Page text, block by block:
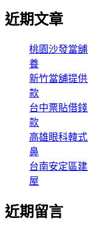
近期文章
桃園沙發當
養
新竹當舖提
款
台中票貼借
款
高雄眼科韓
鼻
台南安定區
屋
近期留言